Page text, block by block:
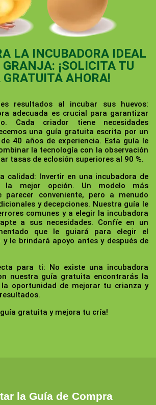
LA INCUBADORA IDEAL
GRANJA: ¡SOLICITA TU
GRATUITA AHORA!
resultados al incubar sus huevos:
adecuada es crucial para garantizar
Cada criador tiene necesidades
una guía gratuita escrita por un
40 años de experiencia. Esta guía le
la tecnología con la observación
tasas de eclosión superiores al 90 %.
calidad: Invertir en una incubadora de
la mejor opción. Un modelo más
parecer conveniente, pero a menudo
y decepciones. Nuestra guía le
comunes y a elegir la incubadora
a sus necesidades. Confíe en un
que le guiará para elegir el
y le brindará apoyo antes y después de
para ti: No existe una incubadora
nuestra guía gratuita encontrarás la
la oportunidad de mejorar tu crianza y
gratuita y mejora tu cría!
la Guía de Compra